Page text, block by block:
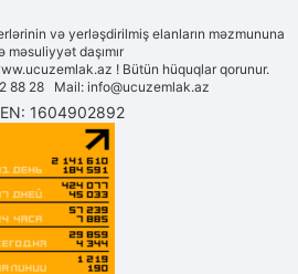
və yerləşdirilmiş elanların məzmununa
məsuliyyət daşımır
! Bütün hüquqlar qorunur.
88 28 Mail:info@ucuzemlak.az
1604902892